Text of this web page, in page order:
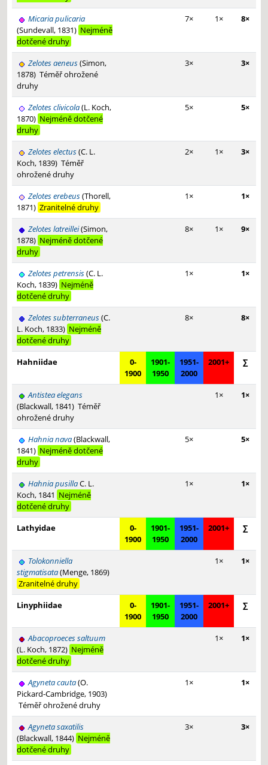
Micaria pulicaria
(Sundevall, 1831) Nejméně
dotčené druhy
7× 1× 8×
Zelotes aeneus(Simon,
1878) Téměř ohrožené
druhy
3× 3×
Zelotes clivicola(L. Koch,
1870) Nejméně dotčené
druhy
5× 5×
Zelotes electus(C. L.
Koch, 1839) Téměř
ohrožené druhy
2× 1× 3×
Zelotes erebeus(Thorell,
1871) Zranitelné druhy
1× 1×
Zelotes latreillei(Simon,
1878) Nejméně dotčené
druhy
8× 1× 9×
Zelotes petrensis(C. L.
Koch, 1839) Nejméně
dotčené druhy
1× 1×
Zelotes subterraneus(C.
L. Koch, 1833) Nejméně
dotčené druhy
8× 8×
Hahniidae
0-
1900
1901-
1950
1951-
2000
2001+ ∑
Antistea elegans
(Blackwall, 1841) Téměř
ohrožené druhy
1× 1×
Hahnia nava(Blackwall,
1841) Nejméně dotčené
druhy
5× 5×
Hahnia pusillaC. L.
Koch, 1841 Nejméně
dotčené druhy
1× 1×
Lathyidae
0-
1900
1901-
1950
1951-
2000
2001+ ∑
Tolokonniella
stigmatisata(Menge, 1869)
Zranitelné druhy
1× 1×
Linyphiidae
0-
1900
1901-
1950
1951-
2000
2001+ ∑
Abacoproeces saltuum
(L. Koch, 1872) Nejméně
dotčené druhy
1× 1×
Agyneta cauta(O.
Pickard-Cambridge, 1903)
Téměř ohrožené druhy
1× 1×
Agyneta saxatilis
(Blackwall, 1844) Nejméně
dotčené druhy
3× 3×